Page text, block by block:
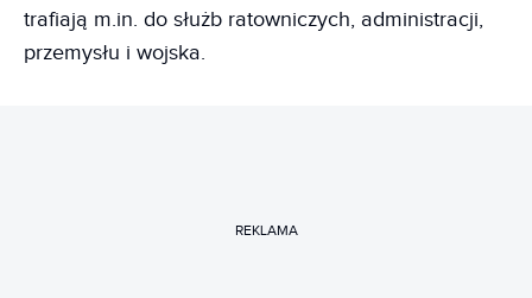
trafiają m.in. do służb ratowniczych, administracji,
przemysłu i wojska.
REKLAMA